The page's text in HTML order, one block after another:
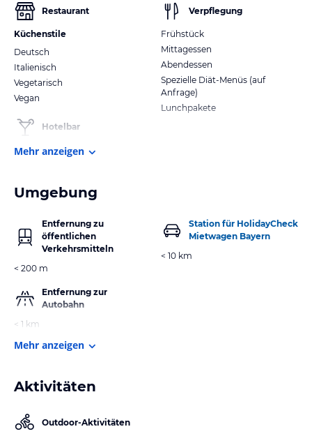
Restaurant
Küchenstile
Deutsch
Italienisch
Vegetarisch
Vegan
Hotelbar
Verpflegung
Frühstück
Mittagessen
Abendessen
Spezielle Diät-Menüs (auf
Anfrage)
Lunchpakete
Mehr anzeigen
Umgebung
Entfernung zu
öffentlichen
Verkehrsmitteln
< 200 m
Entfernung zur
Autobahn
< 1 km
Station für HolidayCheck
Mietwagen Bayern
< 10 km
Mehr anzeigen
Aktivitäten
Outdoor-Aktivitäten